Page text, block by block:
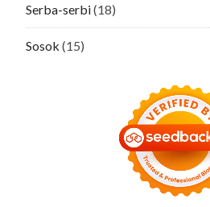
Serba-serbi(18)
Sosok (15)